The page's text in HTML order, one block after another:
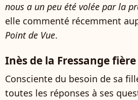
nous a un peu été volée par la
elle commenté récemment
Point de Vue.
Inès de la Fressange
Consciente du besoin de sa
toutes les réponses à ses